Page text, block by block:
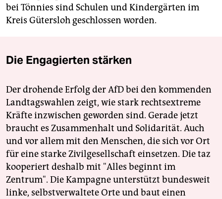
bei Tönnies sind Schulen und Kindergärten im
Kreis Gütersloh geschlossen worden.
Die Engagierten stärken
Der drohende Erfolg der AfD bei den kommenden
Landtagswahlen zeigt, wie stark rechtsextreme
Kräfte inzwischen geworden sind. Gerade jetzt
braucht es Zusammenhalt und Solidarität. Auch
und vor allem mit den Menschen, die sich vor Ort
für eine starke Zivilgesellschaft einsetzen. Die taz
kooperiert deshalb mit "Alles beginnt im
Zentrum". Die Kampagne unterstützt bundesweit
linke, selbstverwaltete Orte und baut einen